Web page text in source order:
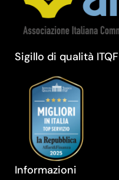
Sigillo di qualità ITQF
Informazioni